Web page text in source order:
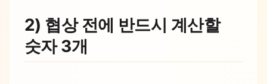
2) 협상 전에 반드시 계산할
숫자 3개